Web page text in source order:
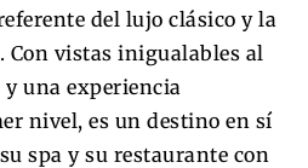
del lujo clásico y la
Con vistas inigualables al
una experiencia
nivel, es un destino en sí
spa y su restaurante con